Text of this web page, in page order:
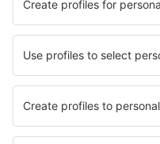
Skyros Airport (SKU)
Syros Airport (JSY)